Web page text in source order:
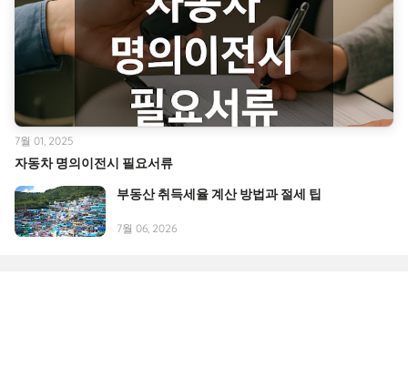
자동차 명의이전시 필요서류
7월 01, 2025
부동산 취득세율 계산 방법과 절세 팁
7월 06, 2026